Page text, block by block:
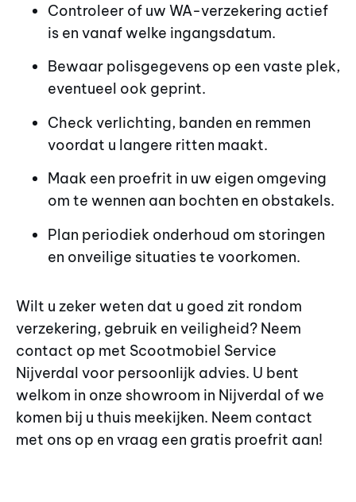
Controleer of uw WA-verzekering actief
is en vanaf welke ingangsdatum.
Bewaar polisgegevens op een vaste plek,
eventueel ook geprint.
Check verlichting, banden en remmen
voordat u langere ritten maakt.
Maak een proefrit in uw eigen omgeving
om te wennen aan bochten en obstakels.
Plan periodiek onderhoud om storingen
en onveilige situaties te voorkomen.
Wilt u zeker weten dat u goed zit rondom
verzekering, gebruik en veiligheid? Neem
contact op met Scootmobiel Service
Nijverdal voor persoonlijk advies. U bent
welkom in onze showroom in Nijverdal of we
komen bij u thuis meekijken. Neem contact
met ons op en vraag een gratis proefrit aan!